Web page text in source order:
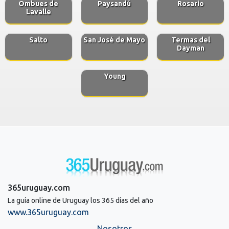
Ombues de
Lavalle
Paysandú Rosario
Salto San José de Mayo
Termas del
Dayman
Young
365uruguay.com
La guía online de Uruguay los 365 días del año
www.365uruguay.com